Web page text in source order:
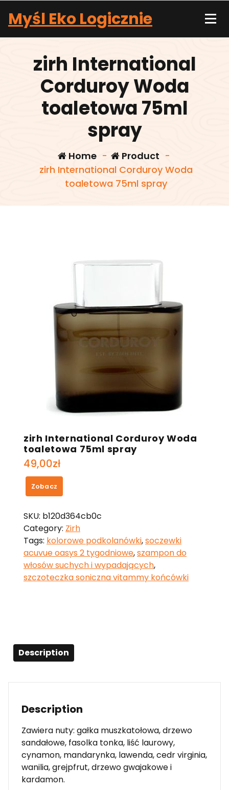
content
Myśl Eko Logicznie
zirh International
Corduroy Woda
toaletowa 75ml
spray
Home- Product -
zirh International Corduroy Woda
toaletowa 75ml spray
zirh International Corduroy Woda
toaletowa 75ml spray
49,00zł
Zobacz
SKU: b120d364cb0c
Category: Zirh
Tags: kolorowe podkolanówki,soczewki
acuvue oasys 2 tygodniowe,szampon do
włosów suchych i wypadających,
szczoteczka soniczna vitammy końcówki
Description
Description
Zawiera nuty: gałka muszkatołowa, drzewo
sandałowe, fasolka tonka, liść laurowy,
cynamon, mandarynka, lawenda, cedr virginia,
wanilia, grejpfrut, drzewo gwajakowe i
kardamon.